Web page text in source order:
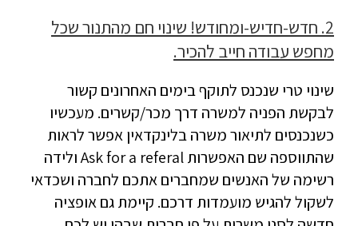
2. חדש-חדיש-ומחודש! שינוי חם מהתנור שכל
מחפש עבודה חייב להכיר.
שינוי טרי שנכנס לתוקף בימים האחרונים קשור
לבקשת הפניה למשרה דרך מכר/קשרים. מעכשיו
כשנכנסים לתיאור משרה בלינקדאין אפשר לראות
שהתווספה שם האפשרות Ask for a referal ולידה
רשימה של האנשים שמחברים אתכם לחברה ושכדאי
לשקול להגיש מועמדות דרכם. קיימת גם אופציה